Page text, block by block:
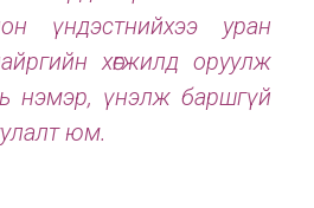
үндэстнийхээ уран
хөгжилд оруулж
нэмэр, үнэлж баршгүй
юм.